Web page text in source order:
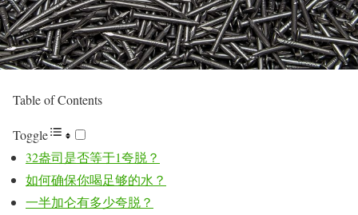
Table of Contents
Toggle
32盎司是否等于1夸脱？
如何确保你喝足够的水？
一半加仑有多少夸脱？